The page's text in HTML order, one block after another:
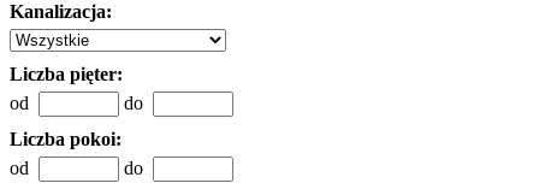
Kanalizacja:
Liczba pięter:
od
do
Liczba pokoi:
od
do